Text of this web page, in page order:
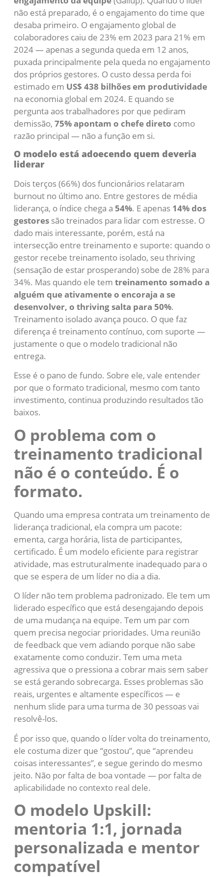
não está preparado, é o engajamento do time que
desaba primeiro. O engajamento global de
colaboradores caiu de 23% em 2023 para 21% em
2024 — apenas a segunda queda em 12 anos,
puxada principalmente pela queda no engajamento
dos próprios gestores. O custo dessa perda foi
estimado em US$ 438 bilhões em produtividade
na economia global em 2024. E quando se
pergunta aos trabalhadores por que pediram
demissão, 75% apontam o chefe direto como
razão principal — não a função em si.
O modelo está adoecendo quem deveria
liderar
Dois terços (66%) dos funcionários relataram
burnout no último ano. Entre gestores de média
liderança, o índice chega a 54%. E apenas 14% dos
gestores são treinados para lidar com estresse. O
dado mais interessante, porém, está na
intersecção entre treinamento e suporte: quando o
gestor recebe treinamento isolado, seu thriving
(sensação de estar prosperando) sobe de 28% para
34%. Mas quando ele tem treinamento somado a
alguém que ativamente o encoraja a se
desenvolver, o thriving salta para 50%.
Treinamento isolado avança pouco. O que faz
diferença é treinamento contínuo, com suporte —
justamente o que o modelo tradicional não
entrega.
Esse é o pano de fundo. Sobre ele, vale entender
por que o formato tradicional, mesmo com tanto
investimento, continua produzindo resultados tão
baixos.
O problema com o
treinamento tradicional
não é o conteúdo. É o
formato.
Quando uma empresa contrata um treinamento de
liderança tradicional, ela compra um pacote:
ementa, carga horária, lista de participantes,
certificado. É um modelo eficiente para registrar
atividade, mas estruturalmente inadequado para o
que se espera de um líder no dia a dia.
O líder não tem problema padronizado. Ele tem um
liderado específico que está desengajando depois
de uma mudança na equipe. Tem um par com
quem precisa negociar prioridades. Uma reunião
de feedback que vem adiando porque não sabe
exatamente como conduzir. Tem uma meta
agressiva que o pressiona a cobrar mais sem saber
se está gerando sobrecarga. Esses problemas são
reais, urgentes e altamente específicos — e
nenhum slide para uma turma de 30 pessoas vai
resolvê-los.
É por isso que, quando o líder volta do treinamento,
ele costuma dizer que “gostou”, que “aprendeu
coisas interessantes”, e segue gerindo do mesmo
jeito. Não por falta de boa vontade — por falta de
aplicabilidade no contexto real dele.
O modelo Upskill:
mentoria 1:1, jornada
personalizada e mentor
compatível